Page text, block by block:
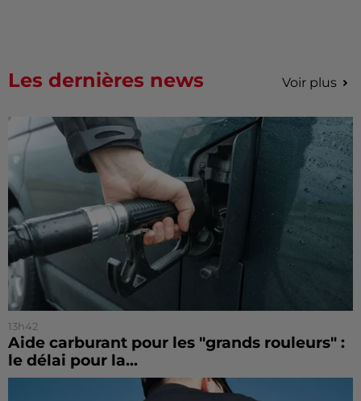
Les dernières news Voir plus
13h42
Aide carburant pour les "grands rouleurs" :
le délai pour la...